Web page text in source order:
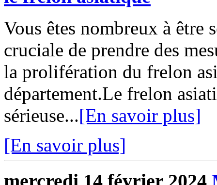
Vous êtes nombreux à être
cruciale de prendre des
la prolifération du frelon
département.Le frelon
sérieuse...[En savoir plus]
[En savoir plus]